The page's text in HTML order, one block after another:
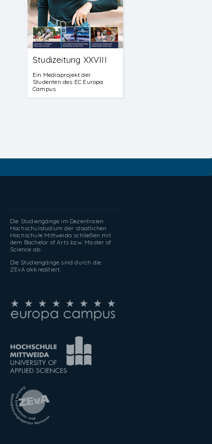
Studizeitung XXVIII
Ein Mediaprojekt der
Studenten des EC Europa
Campus
Die Studiengänge im Dezentralen
Hochschulstudium der staatlichen
Hochschule Mittweida schließen mit
dem Bachelor of Arts bzw. Master of
Science ab.
Die Studiengänge sind durch die
ZEvA akkreditiert.